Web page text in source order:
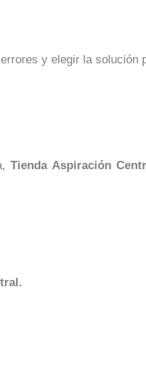
y elegir la solución
Tienda Aspiración